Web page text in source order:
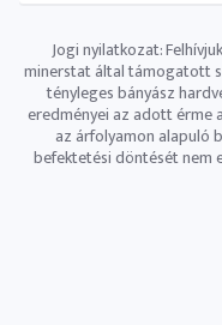
Jogi nyilatkozat:
minerstat által támogatott
tényleges bányász
eredményei az adott érme
az árfolyamon alapuló
befektetési döntését nem